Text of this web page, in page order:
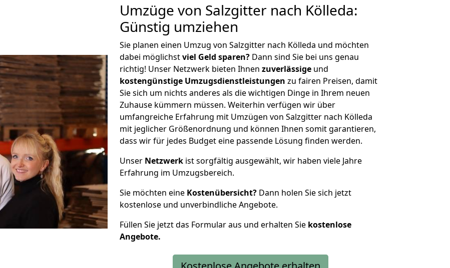
Umzüge von Salzgitter nach Kölleda:
Günstig umziehen
Sie planen einen Umzug von Salzgitter nach Kölleda und möchten
dabei möglichstviel Geld sparen? Dann sind Sie bei uns genau
richtig! Unser Netzwerk bieten Ihnen zuverlässige und
kostengünstige Umzugsdienstleistungen zu fairen Preisen, damit
Sie sich um nichts anderes als die wichtigen Dinge in Ihrem neuen
Zuhause kümmern müssen. Weiterhin verfügen wir über
umfangreiche Erfahrung mit Umzügen von Salzgitter nach Kölleda
mit jeglicher Größenordnung und können Ihnen somit garantieren,
dass wir für jedes Budget eine passende Lösung finden werden.
Unser Netzwerk ist sorgfältig ausgewählt, wir haben viele Jahre
Erfahrung im Umzugsbereich.
Sie möchten eine Kostenübersicht? Dann holen Sie sich jetzt
kostenlose und unverbindliche Angebote.
Füllen Sie jetzt das Formular aus und erhalten Sie kostenlose
Angebote.